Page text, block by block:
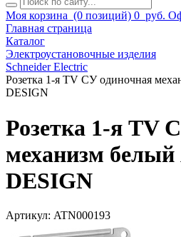
Моя корзина (0 позиций) 0 руб.
Главная страница
Каталог
Электроустановочные изделия
Schneider Electric
Розетка 1-я TV СУ одиночная
DESIGN
Розетка 1-я TV
механизм
DESIGN
Артикул: ATN000193